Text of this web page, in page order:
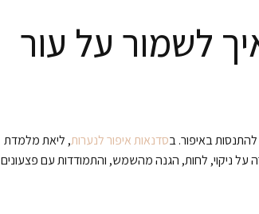
לשמור על עור
באיפור. בסדנאות איפור לנערות, ליאת מלמדת
על ניקוי, לחות, הגנה מהשמש, והתמודדות עם פצעונים